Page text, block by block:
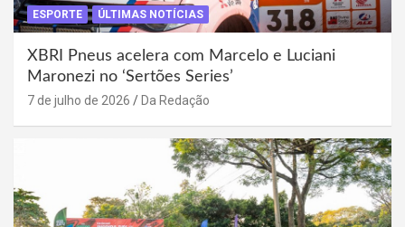
ESPORTE ÚLTIMAS NOTÍCIAS
XBRI Pneus acelera com Marcelo e Luciani
Maronezi no ‘Sertões Series’
7 de julho de 2026 Da Redação